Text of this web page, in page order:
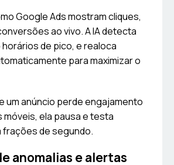
Google Ads mostram cliques,
ao vivo. A IA detecta
de pico, e realoca
para maximizar o
um anúncio perde engajamento
ela pausa e testa
frações de segundo.
anomalias e alertas